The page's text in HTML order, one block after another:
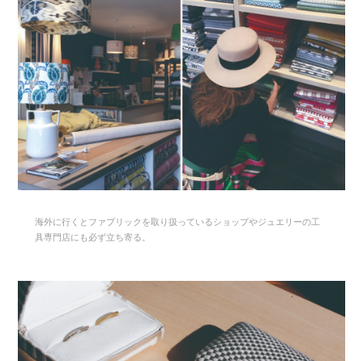
海外に行くとファブリックを取り扱っているショップやジュエリーの工
具専門店にも必ず立ち寄る。